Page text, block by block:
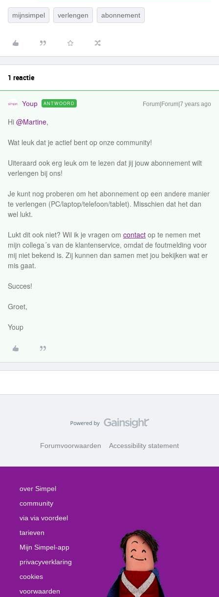
mijnsimpel verlengen abonnement
1 reactie
Youp ANTWOORD Forum|Forum|7 years ago
Hi @Martine,
Wat leuk dat je actief bent op onze community!
Uiteraard ook erg leuk om te lezen dat jij jouw abonnement wilt
verlengen bij ons!
Je kunt nog proberen om het abonnement op een andere manier
te verlengen (PC/laptop/telefoon/tablet). Misschien dat het dan
wel lukt.
Lukt dit ook niet? Wil ik je vragen om contact op te nemen met
mijn collega´s van de klantenservice, omdat de foutmelding voor
mij niet bekend is. Zij kunnen dan samen met jou bekijken wat er
mis gaat.
Succes!
Groet,
Youp
Forumvoorwaarden Accessibility statement
over Simpel
community
via via voordeel
tarieven
Mijn Simpel-app
privacyverklaring
cookies
voorwaarden